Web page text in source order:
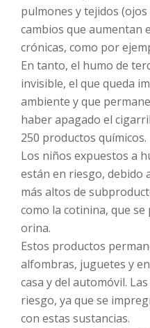
pulmones y tejidos
cambios que aumentan
crónicas, como por
En tanto, el humo de
invisible, el que queda
ambiente y que
haber apagado el
250 productos químicos.
Los niños expuestos a
están en riesgo, debido
más altos de
como la cotinina, que
orina.
Estos productos
alfombras, juguetes y
casa y del automóvil.
riesgo, ya que se
con estas sustancias.